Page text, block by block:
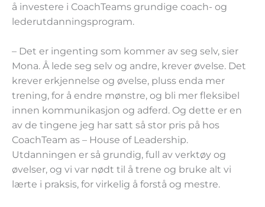
å investere i CoachTeams grundige coach- og
lederutdanningsprogram.
– Det er ingenting som kommer av seg selv, sier
Mona. Å lede seg selv og andre, krever øvelse. Det
krever erkjennelse og øvelse, pluss enda mer
trening, for å endre mønstre, og bli mer fleksibel
innen kommunikasjon og adferd. Og dette er en
av de tingene jeg har satt så stor pris på hos
CoachTeam as – House of Leadership.
Utdanningen er så grundig, full av verktøy og
øvelser, og vi var nødt til å trene og bruke alt vi
lærte i praksis, for virkelig å forstå og mestre.